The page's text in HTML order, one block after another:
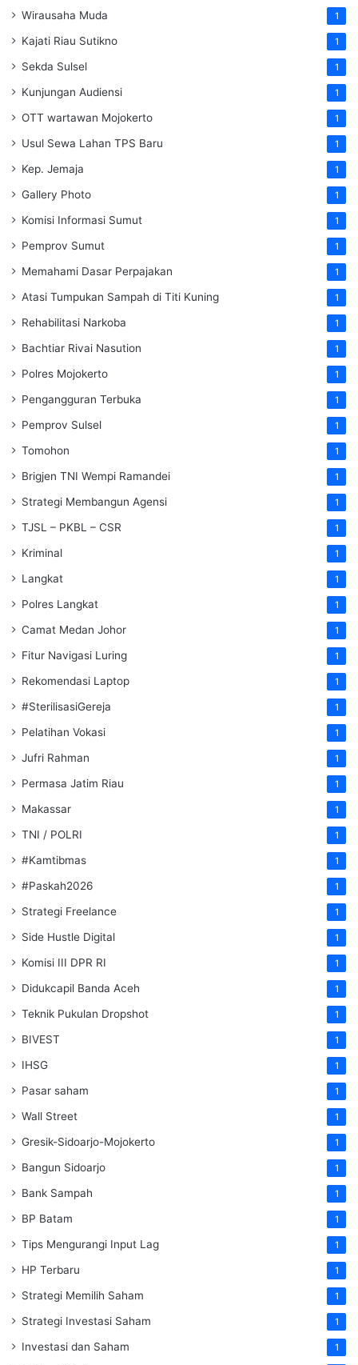
Wirausaha Muda 1
Kajati Riau Sutikno 1
Sekda Sulsel 1
Kunjungan Audiensi 1
OTT wartawan Mojokerto 1
Usul Sewa Lahan TPS Baru 1
Kep. Jemaja 1
Gallery Photo 1
Komisi Informasi Sumut 1
Pemprov Sumut 1
Memahami Dasar Perpajakan 1
Atasi Tumpukan Sampah di Titi Kuning 1
Rehabilitasi Narkoba 1
Bachtiar Rivai Nasution 1
Polres Mojokerto 1
Pengangguran Terbuka 1
Pemprov Sulsel 1
Tomohon 1
Brigjen TNI Wempi Ramandei 1
Strategi Membangun Agensi 1
TJSL – PKBL – CSR 1
Kriminal 1
Langkat 1
Polres Langkat 1
Camat Medan Johor 1
Fitur Navigasi Luring 1
Rekomendasi Laptop 1
#SterilisasiGereja 1
Pelatihan Vokasi 1
Jufri Rahman 1
Permasa Jatim Riau 1
Makassar 1
TNI / POLRI 1
#Kamtibmas 1
#Paskah2026 1
Strategi Freelance 1
Side Hustle Digital 1
Komisi III DPR RI 1
Didukcapil Banda Aceh 1
Teknik Pukulan Dropshot 1
BIVEST 1
IHSG 1
Pasar saham 1
Wall Street 1
Gresik-Sidoarjo-Mojokerto 1
Bangun Sidoarjo 1
Bank Sampah 1
BP Batam 1
Tips Mengurangi Input Lag 1
HP Terbaru 1
Strategi Memilih Saham 1
Strategi Investasi Saham 1
Investasi dan Saham 1